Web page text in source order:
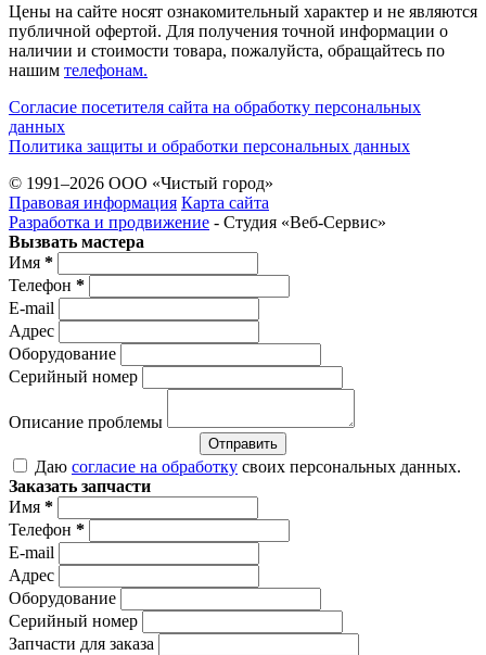
Цены на сайте носят ознакомительный характер и не являются
публичной офертой. Для получения точной информации о
наличии и стоимости товара, пожалуйста, обращайтесь по
нашим телефонам.
Согласие посетителя сайта на обработку персональных
данных
Политика защиты и обработки персональных данных
© 1991–2026 ООО «Чистый город»
Правовая информация Карта сайта
Разработка и продвижение - Студия «Веб-Cервис»
Вызвать мастера
Имя *
Телефон *
E-mail
Адрес
Оборудование
Серийный номер
Описание проблемы
Отправить
Даю согласие на обработку своих персональных данных.
Заказать запчасти
Имя *
Телефон *
E-mail
Адрес
Оборудование
Серийный номер
Запчасти для заказа